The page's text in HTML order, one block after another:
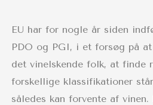
EU har for nogle år siden
PDO og PGI, i et forsøg på
det vinelskende folk, at finde
forskellige klassifikationer
således kan forvente af